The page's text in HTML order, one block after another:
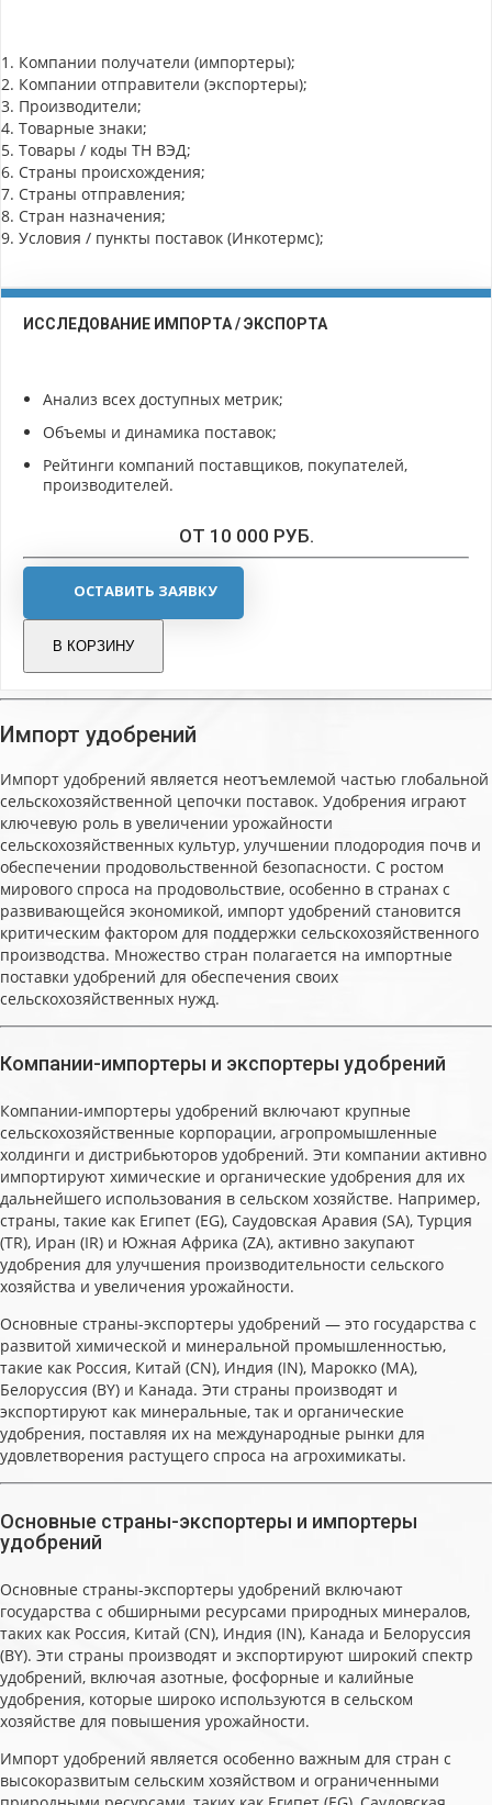
1. Компании получатели (импортеры);
2. Компании отправители (экспортеры);
3. Производители;
4. Товарные знаки;
5. Товары / коды ТН ВЭД;
6. Страны происхождения;
7. Страны отправления;
8. Стран назначения;
9. Условия / пункты поставок (Инкотермс);
ИССЛЕДОВАНИЕ ИМПОРТА / ЭКСПОРТА
Анализ всех доступных метрик;
Объемы и динамика поставок;
Рейтинги компаний поставщиков, покупателей,
производителей.
ОТ 10 000 РУБ.
ОСТАВИТЬ ЗАЯВКУ
В КОРЗИНУ
Импорт удобрений
Импорт удобрений является неотъемлемой частью глобальной
сельскохозяйственной цепочки поставок. Удобрения играют
ключевую роль в увеличении урожайности
сельскохозяйственных культур, улучшении плодородия почв и
обеспечении продовольственной безопасности. С ростом
мирового спроса на продовольствие, особенно в странах с
развивающейся экономикой, импорт удобрений становится
критическим фактором для поддержки сельскохозяйственного
производства. Множество стран полагается на импортные
поставки удобрений для обеспечения своих
сельскохозяйственных нужд.
Компании-импортеры и экспортеры удобрений
Компании-импортеры удобрений включают крупные
сельскохозяйственные корпорации, агропромышленные
холдинги и дистрибьюторов удобрений. Эти компании активно
импортируют химические и органические удобрения для их
дальнейшего использования в сельском хозяйстве. Например,
страны, такие как Египет (EG), Саудовская Аравия (SA), Турция
(TR), Иран (IR) и Южная Африка (ZA), активно закупают
удобрения для улучшения производительности сельского
хозяйства и увеличения урожайности.
Основные страны-экспортеры удобрений — это государства с
развитой химической и минеральной промышленностью,
такие как Россия, Китай (CN), Индия (IN), Марокко (MA),
Белоруссия (BY) и Канада. Эти страны производят и
экспортируют как минеральные, так и органические
удобрения, поставляя их на международные рынки для
удовлетворения растущего спроса на агрохимикаты.
Основные страны-экспортеры и импортеры
удобрений
Основные страны-экспортеры удобрений включают
государства с обширными ресурсами природных минералов,
таких как Россия, Китай (CN), Индия (IN), Канада и Белоруссия
(BY). Эти страны производят и экспортируют широкий спектр
удобрений, включая азотные, фосфорные и калийные
удобрения, которые широко используются в сельском
хозяйстве для повышения урожайности.
Импорт удобрений является особенно важным для стран с
высокоразвитым сельским хозяйством и ограниченными